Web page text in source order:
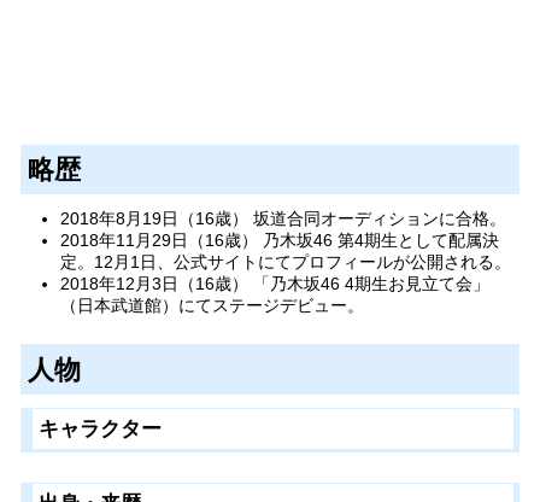
略歴
2018年8月19日（16歳） 坂道合同オーディションに合格。
2018年11月29日（16歳） 乃木坂46 第4期生として配属決
定。12月1日、公式サイトにてプロフィールが公開される。
2018年12月3日（16歳） 「乃木坂46 4期生お見立て会」
（日本武道館）にてステージデビュー。
人物
キャラクター